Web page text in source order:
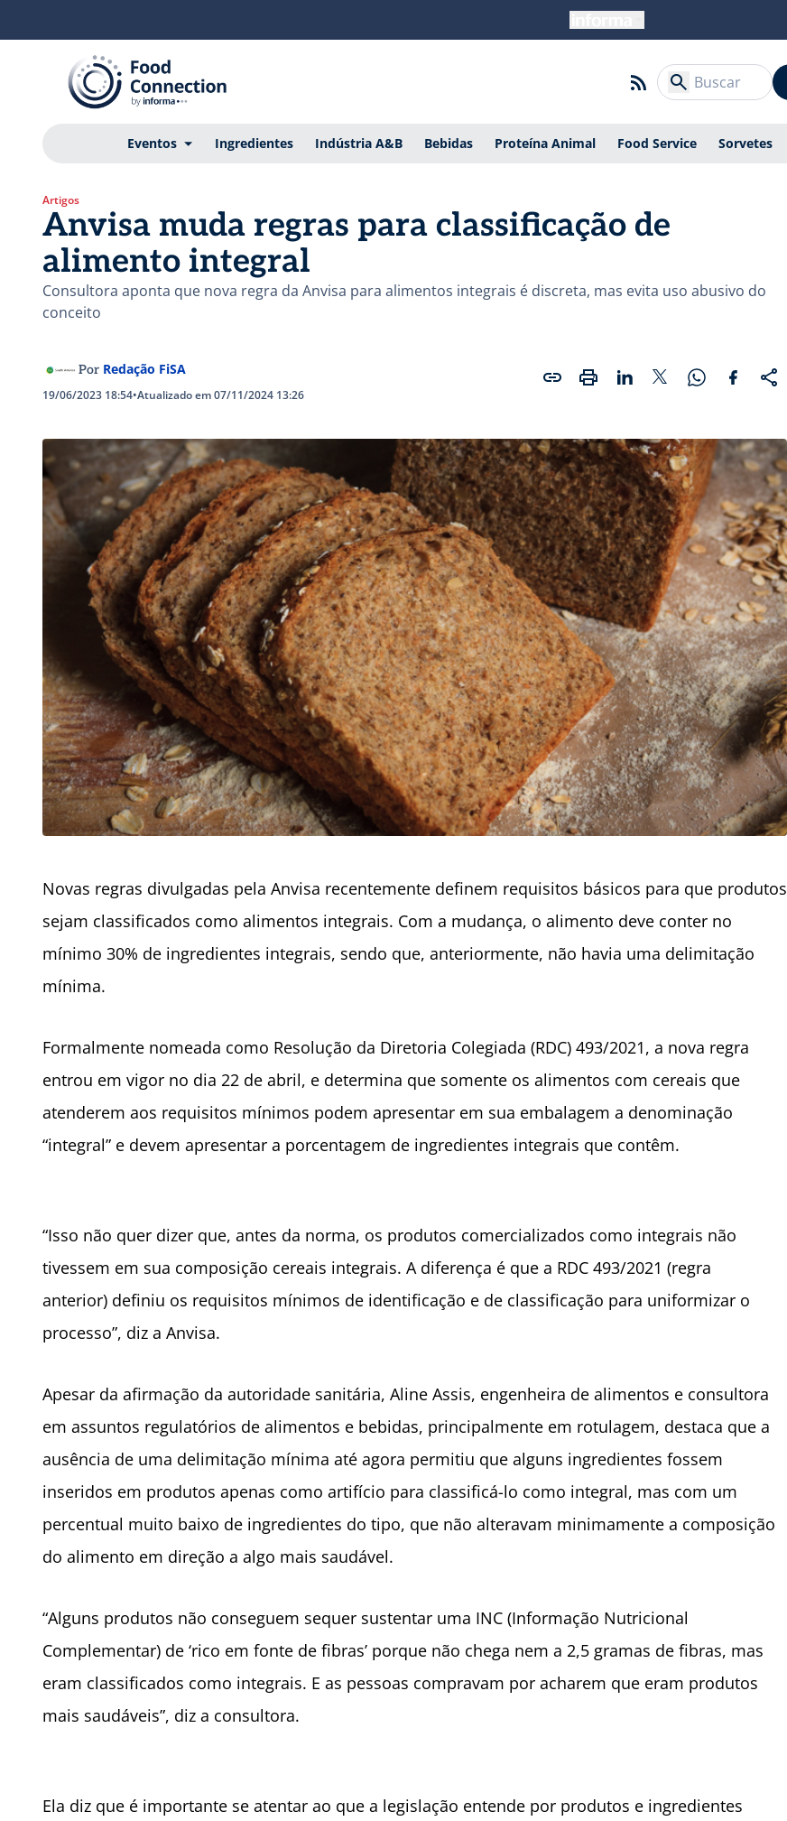
Eventos Ingredientes Indústria A&B Bebidas Proteína Animal Food Service Sorvetes
Artigos
Anvisa muda regras para classificação de
alimento integral
Consultora aponta que nova regra da Anvisa para alimentos integrais é discreta, mas evita uso abusivo do
conceito
Por Redação FiSA
19/06/2023 18:54•Atualizado em 07/11/2024 13:26
Novas regras divulgadas pela Anvisa recentemente definem requisitos básicos para que produtos
sejam classificados como alimentos integrais. Com a mudança, o alimento deve conter no
mínimo 30% de ingredientes integrais, sendo que, anteriormente, não havia uma delimitação
mínima.
Formalmente nomeada como Resolução da Diretoria Colegiada (RDC) 493/2021, a nova regra
entrou em vigor no dia 22 de abril, e determina que somente os alimentos com cereais que
atenderem aos requisitos mínimos podem apresentar em sua embalagem a denominação
“integral” e devem apresentar a porcentagem de ingredientes integrais que contêm.
“Isso não quer dizer que, antes da norma, os produtos comercializados como integrais não
tivessem em sua composição cereais integrais. A diferença é que a RDC 493/2021 (regra
anterior) definiu os requisitos mínimos de identificação e de classificação para uniformizar o
processo”, diz a Anvisa.
Apesar da afirmação da autoridade sanitária, Aline Assis, engenheira de alimentos e consultora
em assuntos regulatórios de alimentos e bebidas, principalmente em rotulagem, destaca que a
ausência de uma delimitação mínima até agora permitiu que alguns ingredientes fossem
inseridos em produtos apenas como artifício para classificá-lo como integral, mas com um
percentual muito baixo de ingredientes do tipo, que não alteravam minimamente a composição
do alimento em direção a algo mais saudável.
“Alguns produtos não conseguem sequer sustentar uma INC (Informação Nutricional
Complementar) de ‘rico em fonte de fibras’ porque não chega nem a 2,5 gramas de fibras, mas
eram classificados como integrais. E as pessoas compravam por acharem que eram produtos
mais saudáveis”, diz a consultora.
Ela diz que é importante se atentar ao que a legislação entende por produtos e ingredientes